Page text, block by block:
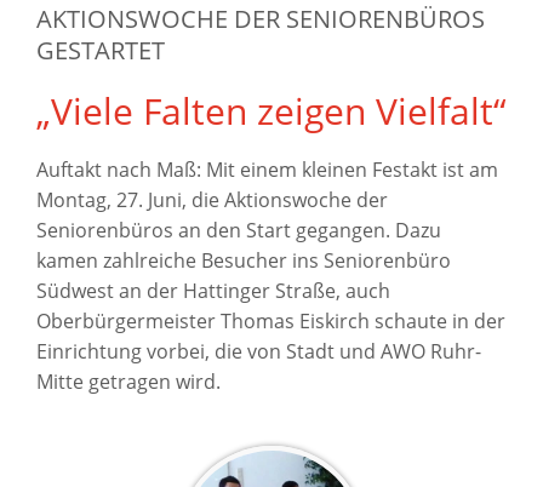
AKTIONSWOCHE DER SENIORENBÜROS
GESTARTET
„Viele Falten zeigen Vielfalt“
Auftakt nach Maß: Mit einem kleinen Festakt ist am
Montag, 27. Juni, die Aktionswoche der
Seniorenbüros an den Start gegangen. Dazu
kamen zahlreiche Besucher ins Seniorenbüro
Südwest an der Hattinger Straße, auch
Oberbürgermeister Thomas Eiskirch schaute in der
Einrichtung vorbei, die von Stadt und AWO Ruhr-
Mitte getragen wird.